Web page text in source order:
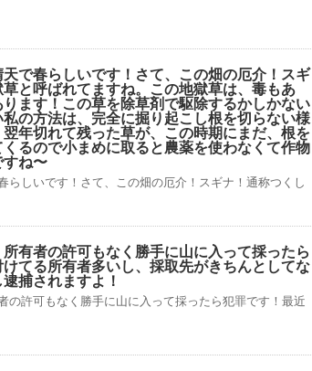
で春らしいです！さて、この畑の厄介！スギ
と呼ばれてますね。この地獄草は、毒もあ
ます！この草を除草剤で駆除するかしかない
の方法は、完全に掘り起こし根を切らない様
年切れて残った草が、この時期にまだ、根を
るので小まめに取ると農薬を使わなくて作物
すね〜
らしいです！さて、この畑の厄介！スギナ！通称つくし
有者の許可もなく勝手に山に入って採ったら
てる所有者多いし、採取先がきちんとしてな
捕されますよ！
の許可もなく勝手に山に入って採ったら犯罪です！最近